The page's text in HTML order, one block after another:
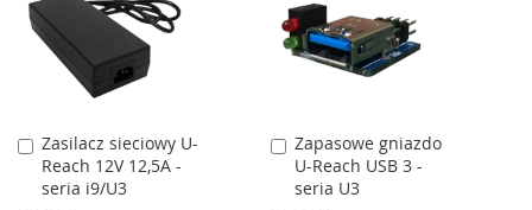
Zasilacz sieciowy U-
Reach 12V 12,5A -
seria i9/U3
Dodaj
do
koszyka
Zapasowe gniazdo
U-Reach USB 3 -
seria U3
Dodaj
do
koszyka